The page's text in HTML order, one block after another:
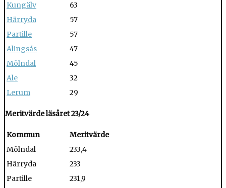
Kungälv
63
Härryda
57
Partille
57
Alingsås
47
Mölndal
45
Ale
32
Lerum
29
Meritvärde läsåret 23/24
Kommun
Meritvärde
Mölndal
233,4
Härryda
233
Partille
231,9